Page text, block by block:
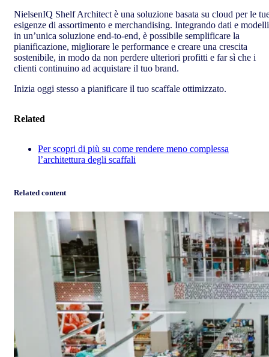
NielsenIQ Shelf Architect è una soluzione basata su cloud per le
esigenze di assortimento e merchandising. Integrando dati e modelli
in un’unica soluzione end-to-end, è possibile semplificare la
pianificazione, migliorare le performance e creare una crescita
sostenibile, in modo da non perdere ulteriori profitti e far sì che i
clienti continuino ad acquistare il tuo brand.
Inizia oggi stesso a pianificare il tuo scaffale ottimizzato.
Related
Per scopri di più su come rendere meno complessa
l’architettura degli scaffali
Related content